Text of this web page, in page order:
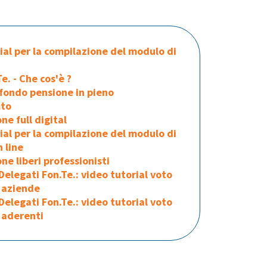
A FON.TE.
in vigore
in merito
un
ti concede
giorni dalla
la tua scelta
di Fine
DAL 1° GIUGNO ADESIONE
interamente paperless
garantendo velocità,
giugno, l’evoluzione del
per la compilazione del modulo di
- Che cos'è ?
pensione in pieno
full digital
per la compilazione del modulo di
line
liberi professionisti
Fon.Te.: video tutorial voto
Fon.Te.: video tutorial voto